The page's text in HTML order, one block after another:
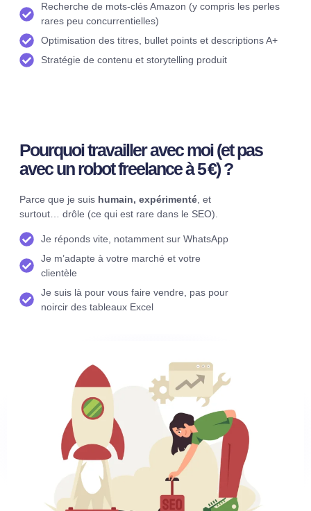
Recherche de mots-clés Amazon (y compris les perles
rares peu concurrentielles)
Optimisation des titres, bullet points et descriptions A+
Stratégie de contenu et storytelling produit
Pourquoi travailler avec moi (et pas
avec un robot freelance à 5 €) ?
Parce que je suis humain, expérimenté, et
surtout… drôle (ce qui est rare dans le SEO).
Je réponds vite, notamment sur WhatsApp
Je m’adapte à votre marché et votre
clientèle
Je suis là pour vous faire vendre, pas pour
noircir des tableaux Excel